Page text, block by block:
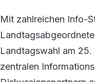
Mit zahlreichen Info-
Landtagswahl am
zentralen